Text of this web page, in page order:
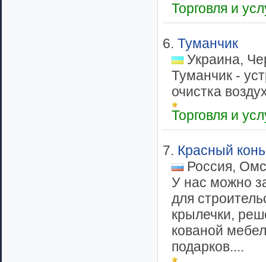
Торговля и
6. Туманчик
Украина,
Туманчик -
очистка
Торговля и
7. Красный
Россия,
У нас можно
для
крылечки,
кованой
подарков....